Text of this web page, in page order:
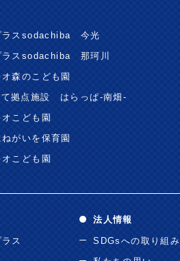
ラスsodachiba 今光
ラスsodachiba 那珂川
森のこども園
て拠点施設 はらっぱ-南畑-
こども園
がいを保育園
こども園
ス
法人情報
SDGsへの取り組み